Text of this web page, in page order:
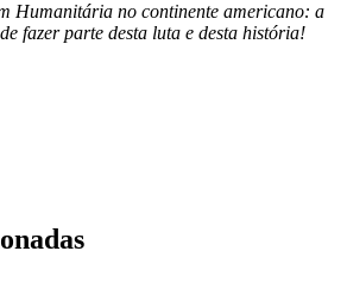
Humanitária no continente americano: a
fazer parte desta luta e desta história!